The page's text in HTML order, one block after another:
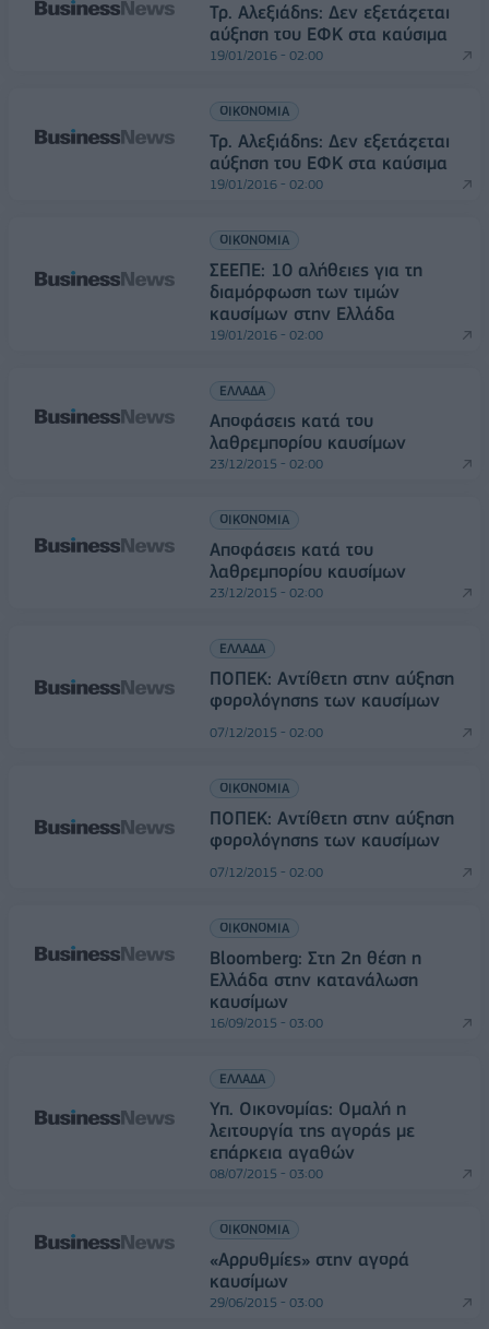
Τρ. Αλεξιάδης: Δεν εξετάζεται
αύξηση του ΕΦΚ στα καύσιμα
19/01/2016 - 02:00
ΟΙΚΟΝΟΜΙΑ
Τρ. Αλεξιάδης: Δεν εξετάζεται
αύξηση του ΕΦΚ στα καύσιμα
19/01/2016 - 02:00
ΟΙΚΟΝΟΜΙΑ
ΣΕΕΠΕ: 10 αλήθειες για τη
διαμόρφωση των τιμών
καυσίμων στην Ελλάδα
19/01/2016 - 02:00
ΕΛΛΑΔΑ
Αποφάσεις κατά του
λαθρεμπορίου καυσίμων
23/12/2015 - 02:00
ΟΙΚΟΝΟΜΙΑ
Αποφάσεις κατά του
λαθρεμπορίου καυσίμων
23/12/2015 - 02:00
ΕΛΛΑΔΑ
ΠΟΠΕΚ: Αντίθετη στην αύξηση
φορολόγησης των καυσίμων
07/12/2015 - 02:00
ΟΙΚΟΝΟΜΙΑ
ΠΟΠΕΚ: Αντίθετη στην αύξηση
φορολόγησης των καυσίμων
07/12/2015 - 02:00
ΟΙΚΟΝΟΜΙΑ
Bloomberg: Στη 2η θέση η
Ελλάδα στην κατανάλωση
καυσίμων
16/09/2015 - 03:00
ΕΛΛΑΔΑ
Υπ. Οικονομίας: Ομαλή η
λειτουργία της αγοράς με
επάρκεια αγαθών
08/07/2015 - 03:00
ΟΙΚΟΝΟΜΙΑ
«Αρρυθμίες» στην αγορά
καυσίμων
29/06/2015 - 03:00